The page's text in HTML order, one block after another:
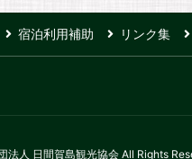
宿泊利用補助 リンク集
人 日間賀島観光協会 All Rights